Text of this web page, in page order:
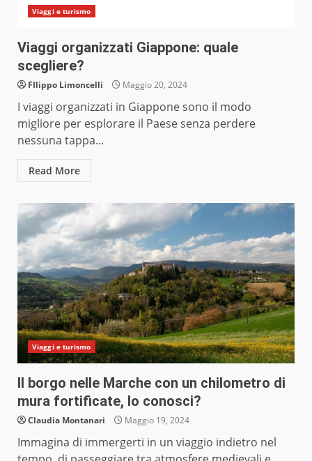
Viaggi e turismo
Viaggi organizzati Giappone: quale
scegliere?
FIlippo Limoncelli Maggio 20, 2024
I viaggi organizzati in Giappone sono il modo
migliore per esplorare il Paese senza perdere
nessuna tappa...
Read More
Viaggi e turismo
Il borgo nelle Marche con un chilometro di
mura fortificate, lo conosci?
Claudia Montanari Maggio 19, 2024
Immagina di immergerti in un viaggio indietro nel